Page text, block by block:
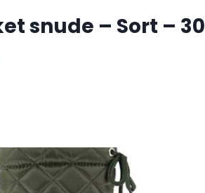
snude – Sort – 30